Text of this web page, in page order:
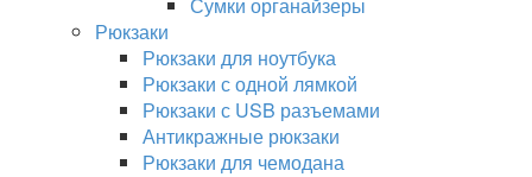
Рюкзаки
Рюкзаки для ноутбука
Рюкзаки с одной лямкой
Рюкзаки с USB разъемами
Антикражные рюкзаки
Рюкзаки для чемодана